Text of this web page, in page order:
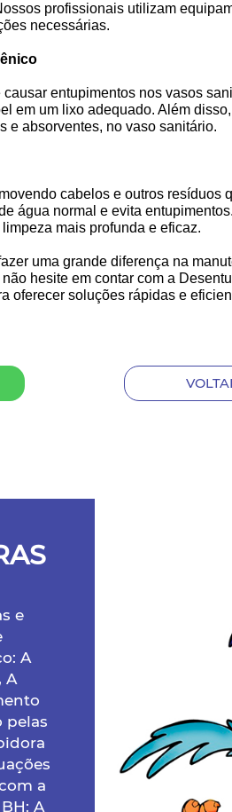
profissionais utilizam
necessárias.
entupimentos nos vasos
em um lixo adequado. Além
e absorventes, no vaso sanitário.
cabelos e outros resíduos
água normal e evita
mais profunda e eficaz.
uma grande diferença na
hesite em contar com a
oferecer soluções rápidas e
e
A
A
pelas
a
A